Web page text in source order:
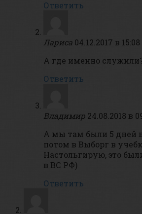
Ответить
Лариса 04.12.2017 в 15:08
А где именно
Ответить
Владимир 24.08.2018 в
А мы там были 5 дней в
потом в Выборг в
Настольгирую, это
в ВС РФ)
Ответить